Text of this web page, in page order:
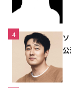
4
公